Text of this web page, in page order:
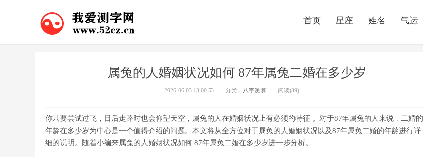
首页 星座 姓名 气运
属兔的人婚姻状况如何 87年属兔二婚在多少岁
2026-06-03 13:00:53 分类： 八字测算 阅读(39)
你只要尝试过飞，日后走路时也会仰望天空，属兔的人在婚姻状况上有必须的特征 。对于87年属兔的人来说，二婚的
年龄在多少岁为中心是一个值得介绍的问题。本文将从全方位对于属兔的人婚姻状况以及87年属兔二婚的年龄进行详
细的说明。随着小编来属兔的人婚姻状况如何 87年属兔二婚在多少岁进一步分析。